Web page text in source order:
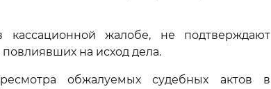
жалобе, не подтверждают
на исход дела.
обжалуемых судебных актов в